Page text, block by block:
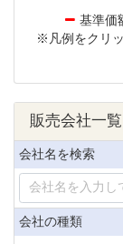
基準価
※凡例をクリ
販売会社一覧
会社名を検索
会社の種類